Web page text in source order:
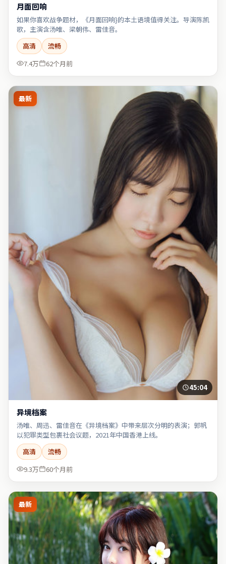
月面回响
如果你喜欢战争题材，《月面回响}的本土语境值得关注。导演陈凯
歌，主演含汤唯、梁朝伟、雷佳音。
高清
流畅
7.4万
62个月前
最新
45:04
异境档案
汤唯、周迅、雷佳音在《异境档案》中带来层次分明的表演；郭帆
以犯罪类型包裹社会议题，2021年中国香港上线。
高清
流畅
9.3万
60个月前
最新